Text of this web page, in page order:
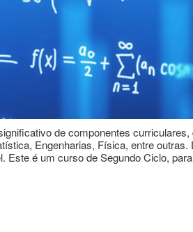
de componentes
Engenharias, Física, entre
é um curso de Segundo Ciclo,